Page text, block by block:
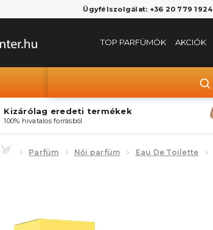
Ügyfélszolgálat: +36 20 779 1924
TOP PARFÜMÖK AKCIÓK
Kizárólag eredeti termékek
100% hivatalos forrásból
Parfüm Női parfüm Eau De Toilette